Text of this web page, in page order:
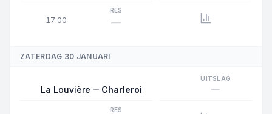
17:00
RES
—
ZATERDAG 30 JANUARI
La Louvière Charleroi
UITSLAG
—
RES